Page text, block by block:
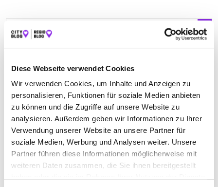
Diese Webseite verwendet Cookies
Wir verwenden Cookies, um Inhalte und Anzeigen zu
personalisieren, Funktionen für soziale Medien anbieten
zu können und die Zugriffe auf unsere Website zu
analysieren. Außerdem geben wir Informationen zu Ihrer
Verwendung unserer Website an unsere Partner für
soziale Medien, Werbung und Analysen weiter. Unsere
Partner führen diese Informationen möglicherweise mit
weiteren Daten zusammen, die Sie ihnen bereitgestellt
Geschlossen - öffnet um 06:00 Uhr
Kaisergarten 7| 54424 Thalfang-Bäsch DE
+4965041400
martin-marmitt-mietwagen.weblocator.de